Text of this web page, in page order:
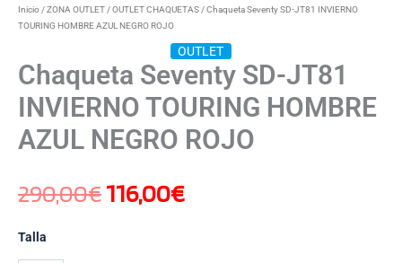
Inicio /ZONA OUTLET /OUTLET CHAQUETAS / Chaqueta Seventy SD-JT81 INVIERNO
TOURING HOMBRE AZUL NEGRO ROJO
OUTLET
Chaqueta Seventy SD-JT81
INVIERNO TOURING HOMBRE
AZUL NEGRO ROJO
290,00€116,00€
Talla